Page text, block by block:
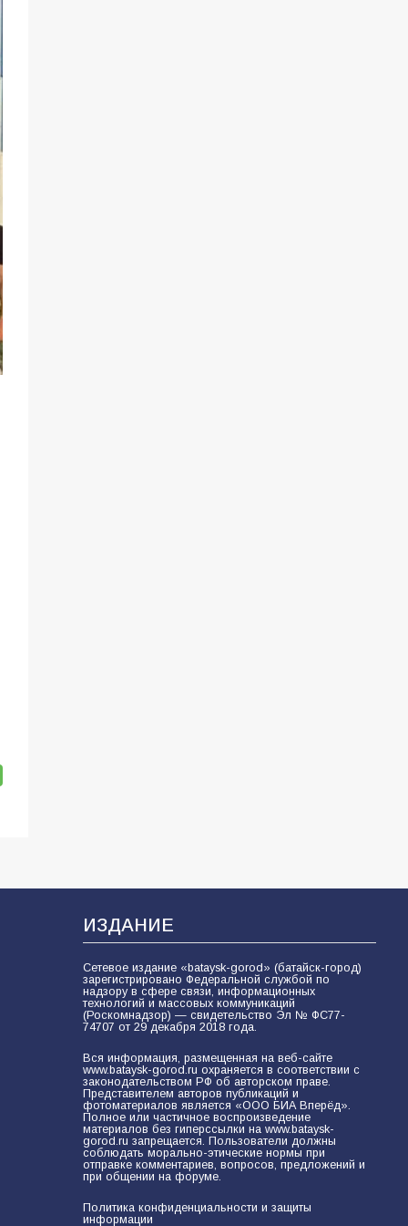
ИЗДАНИЕ
Сетевое издание «bataysk-gorod» (батайск-город)
зарегистрировано Федеральной службой по
надзору в сфере связи, информационных
технологий и массовых коммуникаций
(Роскомнадзор) — свидетельство Эл № ФС77-
74707 от 29 декабря 2018 года.
Вся информация, размещенная на веб-сайте
www.bataysk-gorod.ru охраняется в соответствии с
законодательством РФ об авторском праве.
Представителем авторов публикаций и
фотоматериалов является «ООО БИА Вперёд».
Полное или частичное воспроизведение
материалов без гиперссылки на www.bataysk-
gorod.ru запрещается. Пользователи должны
соблюдать морально-этические нормы при
отправке комментариев, вопросов, предложений и
при общении на форуме.
Политика конфиденциальности и защиты
информации